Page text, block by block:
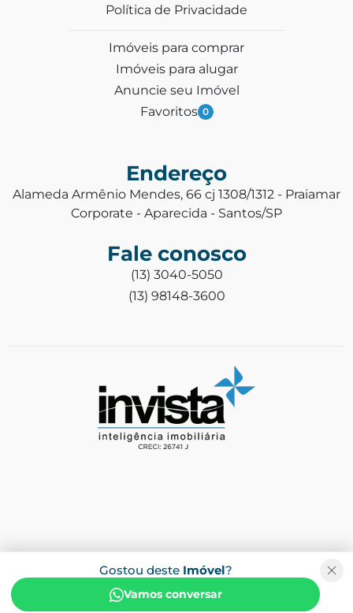
Gostou deste Imóvel?
Vamos conversar
Política de Privacidade
Imóveis para comprar
Imóveis para alugar
Anuncie seu Imóvel
Favoritos 0
Endereço
Alameda Armênio Mendes, 66 cj 1308/1312 - Praiamar
Corporate - Aparecida - Santos/SP
Fale conosco
(13) 3040-5050
(13) 98148-3600